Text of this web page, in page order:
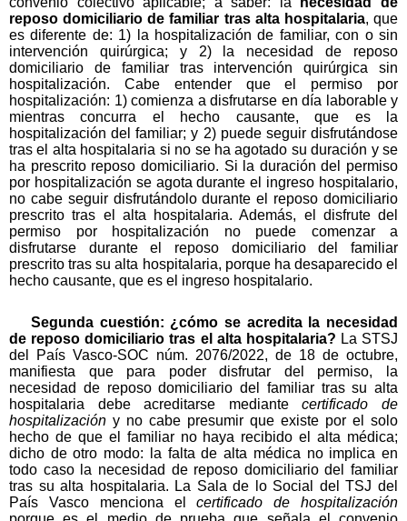
reposo domiciliario de familiar tras alta hospitalaria, que
es diferente de: 1) la hospitalización de familiar, con o sin
intervención quirúrgica; y 2) la necesidad de reposo
domiciliario de familiar tras intervención quirúrgica sin
hospitalización. Cabe entender que el permiso por
hospitalización: 1) comienza a disfrutarse en día laborable y
mientras concurra el hecho causante, que es la
hospitalización del familiar; y 2) puede seguir disfrutándose
tras el alta hospitalaria si no se ha agotado su duración y se
ha prescrito reposo domiciliario. Si la duración del permiso
por hospitalización se agota durante el ingreso hospitalario,
no cabe seguir disfrutándolo durante el reposo domiciliario
prescrito tras el alta hospitalaria. Además, el disfrute del
permiso por hospitalización no puede comenzar a
disfrutarse durante el reposo domiciliario del familiar
prescrito tras su alta hospitalaria, porque ha desaparecido el
hecho causante, que es el ingreso hospitalario.
Segunda cuestión: ¿cómo se acredita la necesidad
de reposo domiciliario tras el alta hospitalaria? La STSJ
del País Vasco-SOC núm. 2076/2022, de 18 de octubre,
manifiesta que para poder disfrutar del permiso, la
necesidad de reposo domiciliario del familiar tras su alta
hospitalaria debe acreditarse mediantecertificado de
hospitalización y no cabe presumir que existe por el solo
hecho de que el familiar no haya recibido el alta médica;
dicho de otro modo: la falta de alta médica no implica en
todo caso la necesidad de reposo domiciliario del familiar
tras su alta hospitalaria. La Sala de lo Social del TSJ del
País Vasco menciona elcertificado de hospitalización